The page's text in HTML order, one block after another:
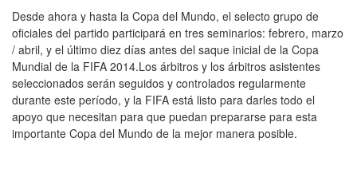
Desde ahora y hasta la Copa del Mundo, el selecto grupo de
oficiales del partido participará en tres seminarios: febrero, marzo
/ abril, y el último diez días antes del saque inicial de la Copa
Mundial de la FIFA 2014.Los árbitros y los árbitros asistentes
seleccionados serán seguidos y controlados regularmente
durante este período, y la FIFA está listo para darles todo el
apoyo que necesitan para que puedan prepararse para esta
importante Copa del Mundo de la mejor manera posible.